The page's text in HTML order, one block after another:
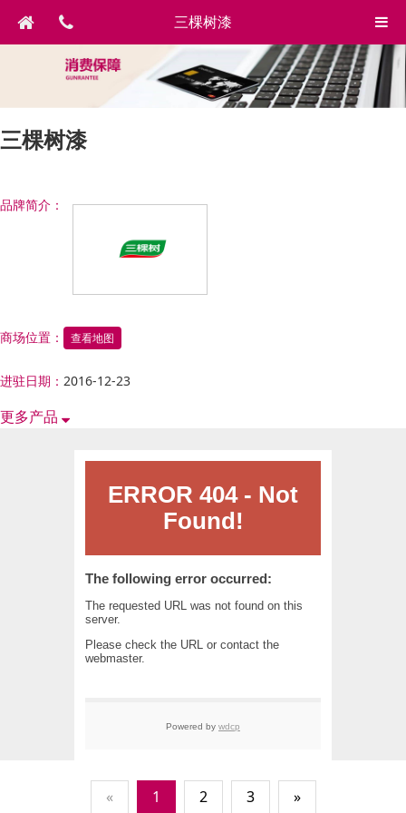
三棵树漆
三棵树漆
品牌简介：
商场位置： 查看地图
进驻日期： 2016-12-23
更多产品
« 1 2 3 »